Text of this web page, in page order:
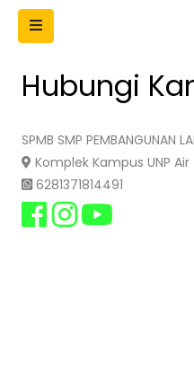
Hubungi
SPMB SMP PEMBANGUNAN
Komplek Kampus UNP
6281371814491